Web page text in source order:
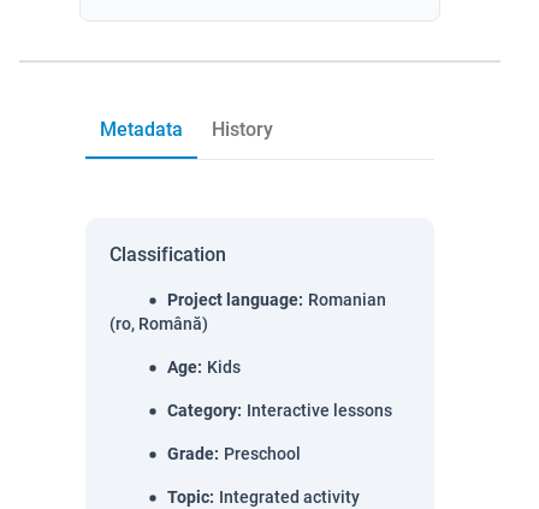
Metadata History
Classification
Project language: Romanian
(ro, Română)
Age: Kids
Category: Interactive lessons
Grade: Preschool
Topic: Integrated activity